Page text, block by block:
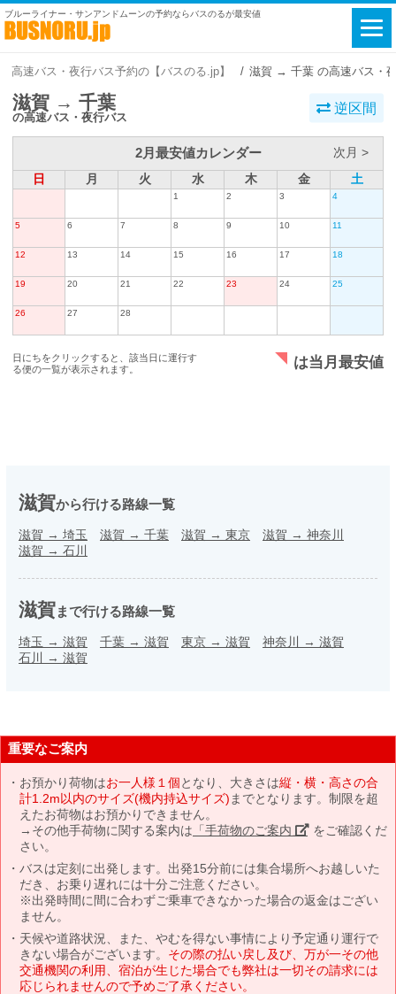
ブルーライナー・サンアンドムーンの予約ならバスのるが最安値
高速バス・夜行バス予約の【バスのる.jp】 滋賀 → 千葉 の高速バス・
滋賀 → 千葉
の高速バス・夜行バス
逆区間
2月最安値カレンダー
次月 >
日
月 火 水 木 金 土
1 2 3 4
5 6 7 8 9 10 11
12 13 14 15 16 17 18
19 20 21 22 23 24 25
26 27 28
日にちをクリックすると、該当日に運行す
る便の一覧が表示されます。
は当月最安値
滋賀から行ける路線一覧
滋賀 → 埼玉 滋賀 → 千葉 滋賀 → 東京 滋賀 → 神奈川
滋賀 → 石川
滋賀まで行ける路線一覧
埼玉 → 滋賀 千葉 → 滋賀 東京 → 滋賀 神奈川 → 滋賀
石川 → 滋賀
重要なご案内
お預かり荷物はお一人様１個となり、大きさは縦・横・高さの合
計1.2m以内のサイズ(機内持込サイズ) までとなります。制限を超
えたお荷物はお預かりできません。
→その他手荷物に関する案内は 「手荷物のご案内」 をご確認くだ
さい。
バスは定刻に出発します。出発15分前には集合場所へお越しいた
だき、お乗り遅れには十分ご注意ください。
※出発時間に間に合わずご乗車できなかった場合の返金はござい
ません。
天候や道路状況、また、やむを得ない事情により予定通り運行で
きない場合がございます。 その際の払い戻し及び、万が一その他
交通機関の利用、宿泊が生じた場合でも弊社は一切その請求には
応じられませんので予めご了承ください。